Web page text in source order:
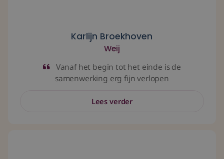
Karlijn Broekhoven
Weij
Vanaf het begin tot het einde is de
samenwerking erg fijn verlopen
Lees verder